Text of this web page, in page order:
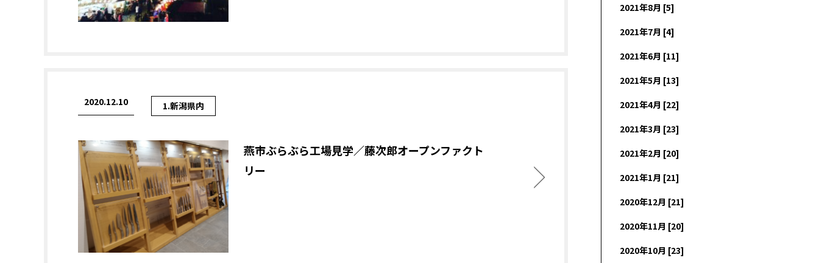
2020.12.10 1.新潟県内
燕市ぶらぶら工場見学／藤次郎オープンファクト
リー
2021年8月 [5]
2021年7月 [4]
2021年6月 [11]
2021年5月 [13]
2021年4月 [22]
2021年3月 [23]
2021年2月 [20]
2021年1月 [21]
2020年12月 [21]
2020年11月 [20]
2020年10月 [23]